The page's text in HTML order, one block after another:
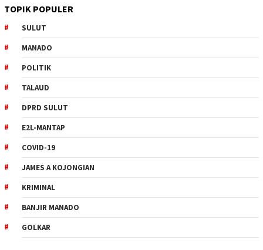
TOPIK POPULER
SULUT
MANADO
POLITIK
TALAUD
DPRD SULUT
E2L-MANTAP
COVID-19
JAMES A KOJONGIAN
KRIMINAL
BANJIR MANADO
GOLKAR